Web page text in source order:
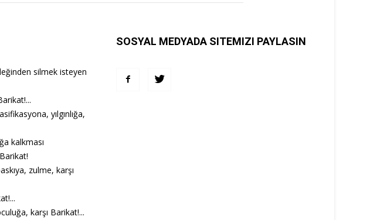
silmek isteyen
yılgınlığa,
kalkması
zulme, karşı
karşı Barikat!...
SOSYAL MEDYADA SITEMIZI PAYLASIN